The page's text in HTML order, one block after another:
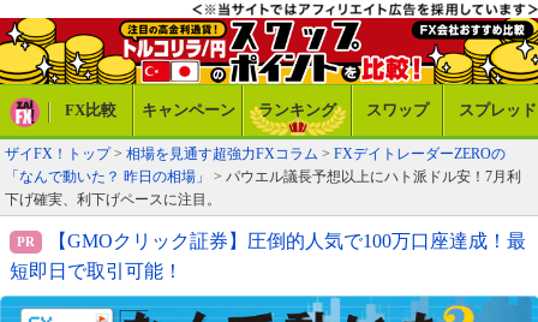
FX比較 キャンペーン ランキング スワップ スプレッド
ザイFX！トップ> 相場を見通す超強力FXコラム > FXデイトレーダーZEROの
「なんで動いた？ 昨日の相場」
> パウエル議長予想以上にハト派ドル安！7月利
下げ確実、利下げペースに注目。
【GMOクリック証券】圧倒的人気で100万口座達成！最
短即日で取引可能！